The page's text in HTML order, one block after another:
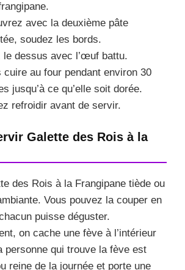
avec la deuxième pâte
soudez les bords.
le dessus avec l’œuf battu.
cuire au four pendant environ 30
jusqu’à ce qu’elle soit dorée.
refroidir avant de servir.
Galette des Rois à la
des Rois à la Frangipane tiède ou
Vous pouvez la couper en
puisse déguster.
on cache une fève à l’intérieur
personne qui trouve la fève est
reine de la journée et porte une